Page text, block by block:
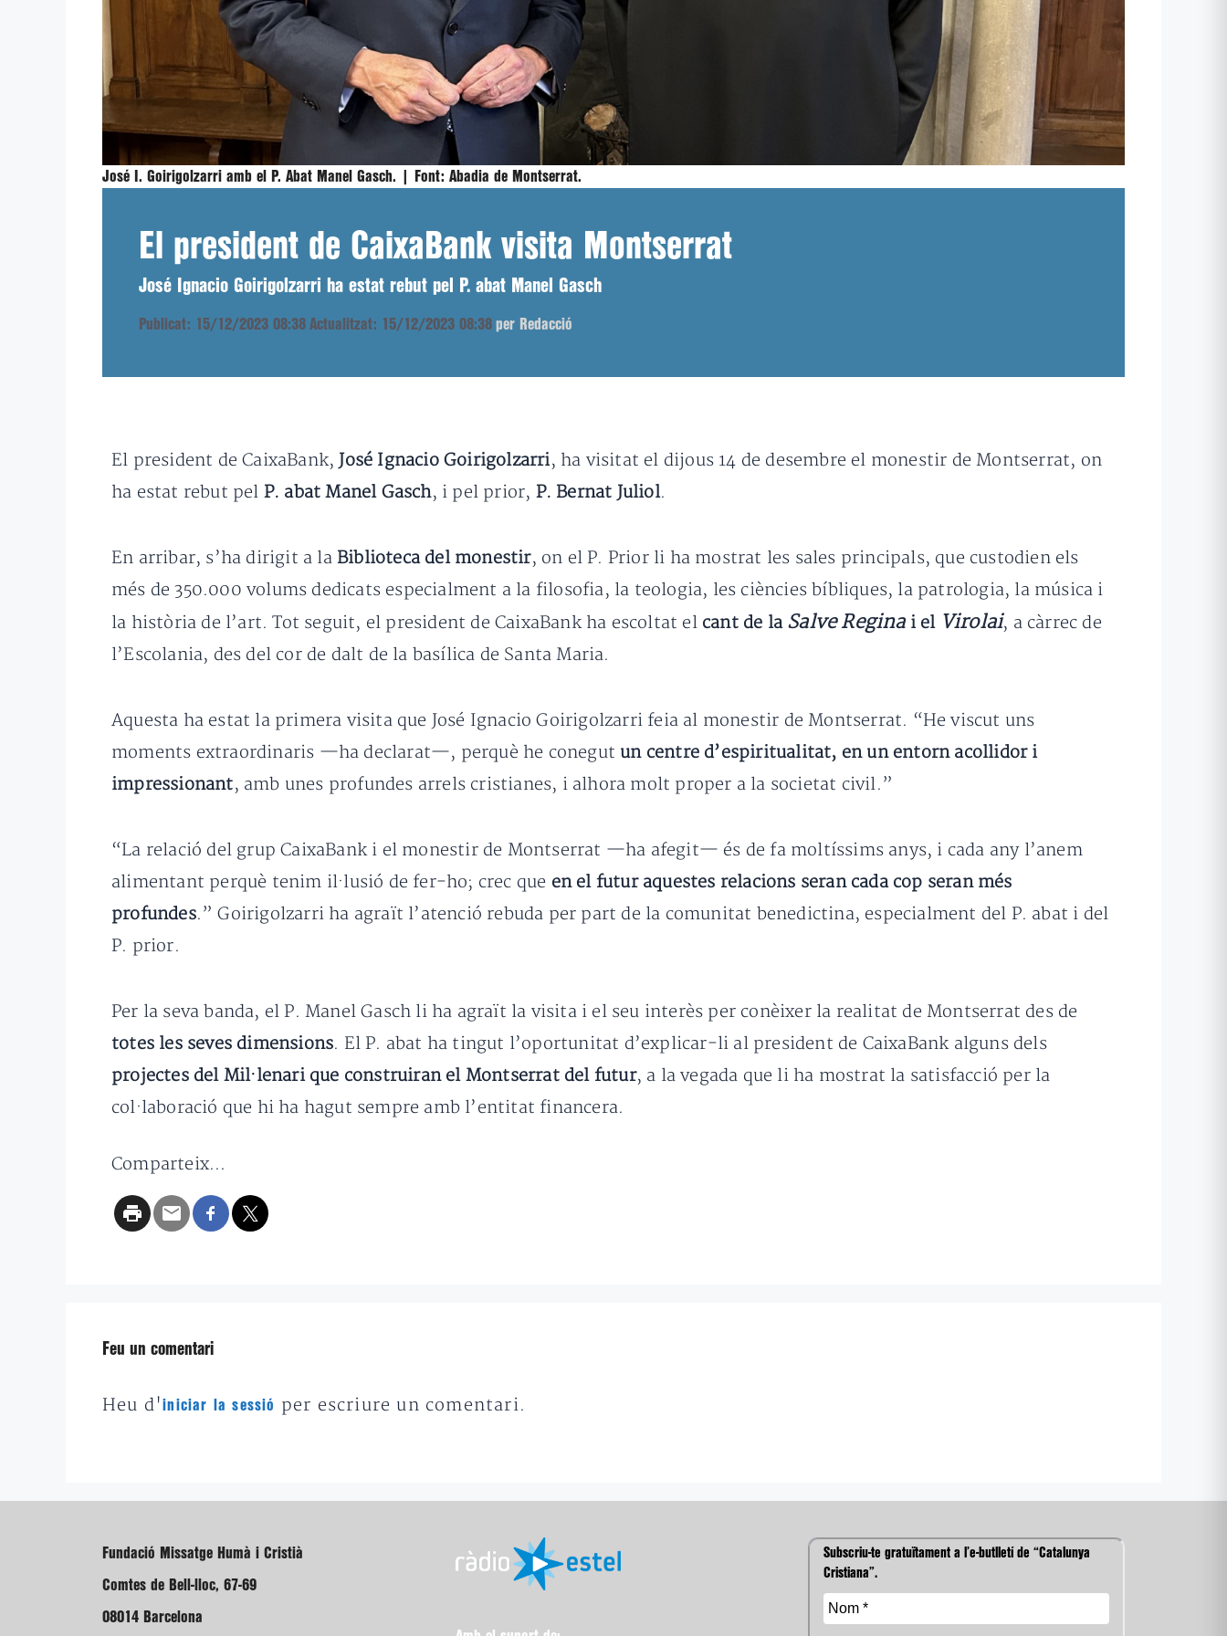
José I. Goirigolzarri amb el P. Abat Manel Gasch. | Font: Abadia de Montserrat.
El president de CaixaBank visita Montserrat
José Ignacio Goirigolzarri ha estat rebut pel P. abat Manel Gasch
Publicat: 15/12/2023 08:38 Actualitzat: 15/12/2023 08:38 per Redacció
El president de CaixaBank, José Ignacio Goirigolzarri, ha visitat el dijous 14 de desembre el monestir de Montserrat, on
ha estat rebut pel P. abat Manel Gasch, i pel prior, P. Bernat Juliol.
En arribar, s’ha dirigit a la Biblioteca del monestir, on el P. Prior li ha mostrat les sales principals, que custodien els
més de 350.000 volums dedicats especialment a la filosofia, la teologia, les ciències bíbliques, la patrologia, la música i
la història de l’art. Tot seguit, el president de CaixaBank ha escoltat el cant de la Salve Reginai el Virolai, a càrrec de
l’Escolania, des del cor de dalt de la basílica de Santa Maria.
Aquesta ha estat la primera visita que José Ignacio Goirigolzarri feia al monestir de Montserrat. “He viscut uns
moments extraordinaris —ha declarat—, perquè he conegut un centre d’espiritualitat, en un entorn acollidor i
impressionant, amb unes profundes arrels cristianes, i alhora molt proper a la societat civil.”
“La relació del grup CaixaBank i el monestir de Montserrat —ha afegit— és de fa moltíssims anys, i cada any l’anem
alimentant perquè tenim il·lusió de fer-ho; crec que en el futur aquestes relacions seran cada cop seran més
profundes.” Goirigolzarri ha agraït l’atenció rebuda per part de la comunitat benedictina, especialment del P. abat i del
P. prior.
Per la seva banda, el P. Manel Gasch li ha agraït la visita i el seu interès per conèixer la realitat de Montserrat des de
totes les seves dimensions. El P. abat ha tingut l’oportunitat d’explicar-li al president de CaixaBank alguns dels
projectes del Mil·lenari que construiran el Montserrat del futur, a la vegada que li ha mostrat la satisfacció per la
col·laboració que hi ha hagut sempre amb l’entitat financera.
Comparteix...
Feu un comentari
Heu d'iniciar la sessió per escriure un comentari.
Fundació Missatge Humà i Cristià
Comtes de Bell-lloc, 67-69
08014 Barcelona
Subscriu-te gratuïtament a l’e-butlletí de “Catalunya
Cristiana”.